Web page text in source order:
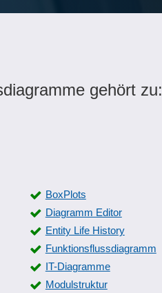
gehört zu:
BoxPlots
Diagramm Editor
Entity Life History
Funktionsflussdiagramm
IT-Diagramme
Modulstruktur